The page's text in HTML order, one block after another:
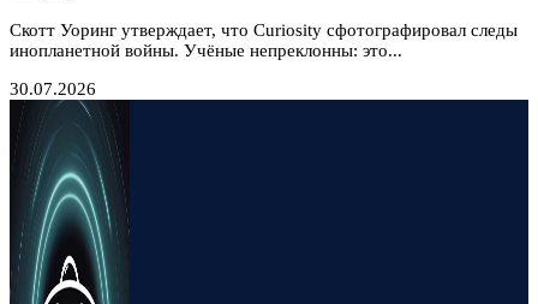
Скотт Уоринг утверждает, что Curiosity сфотографировал следы
инопланетной войны. Учёные непреклонны: это...
30.07.2026